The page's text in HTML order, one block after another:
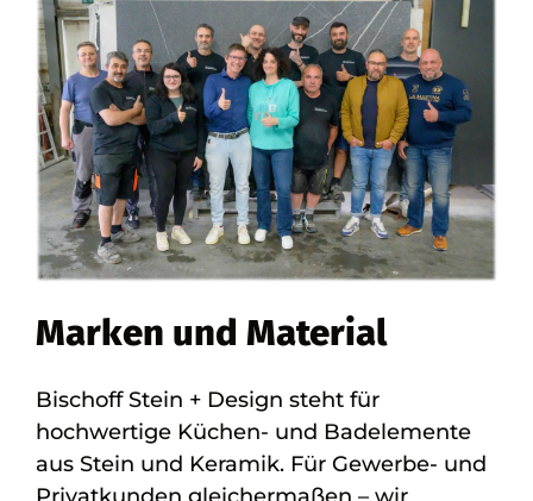
Marken und Material
Bischoff Stein + Design steht für
hochwertige Küchen- und Badelemente
aus Stein und Keramik. Für Gewerbe- und